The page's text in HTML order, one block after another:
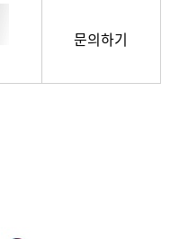
문의하기